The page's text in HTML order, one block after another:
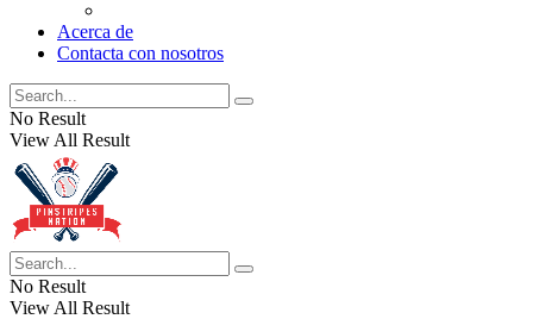
Acerca de
Contacta con nosotros
No Result
View All Result
No Result
View All Result